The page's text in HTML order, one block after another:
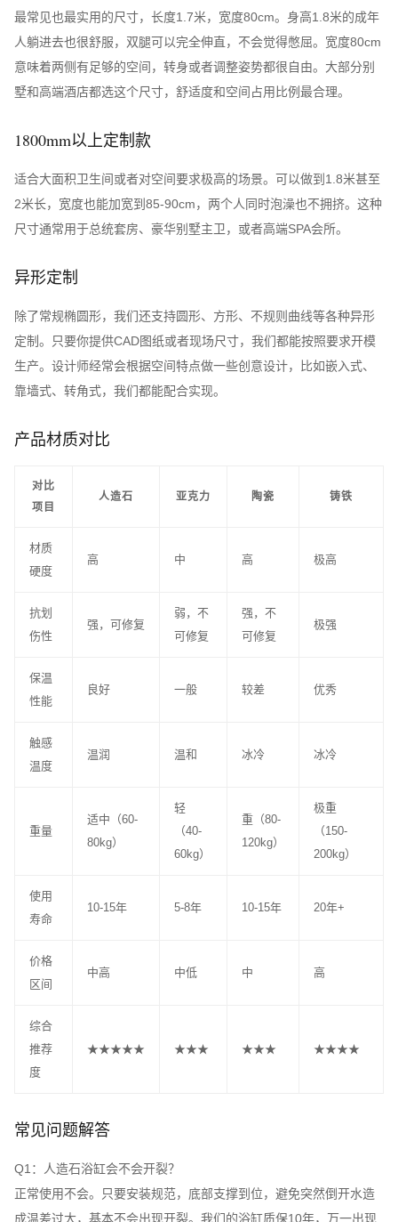
最常见也最实用的尺寸，长度1.7米，宽度80cm。身高1.8米的成年
人躺进去也很舒服，双腿可以完全伸直，不会觉得憋屈。宽度80cm
意味着两侧有足够的空间，转身或者调整姿势都很自由。大部分别
墅和高端酒店都选这个尺寸，舒适度和空间占用比例最合理。
1800mm以上定制款
适合大面积卫生间或者对空间要求极高的场景。可以做到1.8米甚至
2米长，宽度也能加宽到85-90cm，两个人同时泡澡也不拥挤。这种
尺寸通常用于总统套房、豪华别墅主卫，或者高端SPA会所。
异形定制
除了常规椭圆形，我们还支持圆形、方形、不规则曲线等各种异形
定制。只要你提供CAD图纸或者现场尺寸，我们都能按照要求开模
生产。设计师经常会根据空间特点做一些创意设计，比如嵌入式、
靠墙式、转角式，我们都能配合实现。
产品材质对比
对比
项目
人造石 亚克力 陶瓷 铸铁
材质
硬度
高 中 高 极高
抗划
伤性
强，可修复
弱，不
可修复
强，不
可修复
极强
保温
性能
良好 一般 较差 优秀
触感
温度
温润 温和 冰冷 冰冷
重量
适中（60-
80kg）
轻
（40-
60kg）
重（80-
120kg）
极重
（150-
200kg）
使用
寿命
10-15年 5-8年 10-15年 20年+
价格
区间
中高 中低 中 高
综合
推荐
度
★★★★★ ★★★ ★★★ ★★★★
常见问题解答
Q1：人造石浴缸会不会开裂？
正常使用不会。只要安装规范，底部支撑到位，避免突然倒开水造
成温差过大，基本不会出现开裂。我们的浴缸质保10年，万一出现